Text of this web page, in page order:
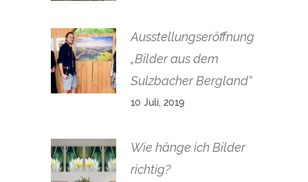
Ausstellungseröffnung
„Bilder aus dem
Sulzbacher Bergland“
10 Juli, 2019
Wie hänge ich Bilder
richtig?